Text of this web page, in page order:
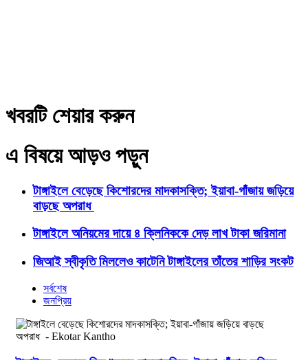
খবরটি শেয়ার করুন
এ বিষয়ে আড়ও পড়ুন
টাঙ্গাইলে বেড়েছে কিশোরদের মাদকাসক্তি; ইয়াবা-গাঁজায় জড়িয়ে
বাড়ছে অপরাধ
টাঙ্গাইলে অনিয়মের দায়ে ৪ ক্লিনিককে দেড় লাখ টাকা জরিমানা
জিআই স্বীকৃতি মিললেও কাটেনি টাঙ্গাইলের তাঁতের শাড়ির সংকট
সর্বশেষ
জনপ্রিয়